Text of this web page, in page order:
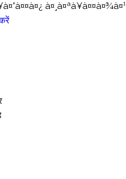
à¤¸à¤ªà¥à¤¤à¤¾à¤¹